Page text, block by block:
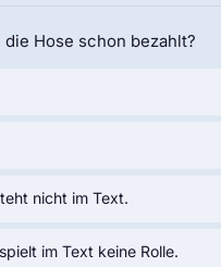
die Hose schon bezahlt?
nicht im Text.
im Text keine Rolle.